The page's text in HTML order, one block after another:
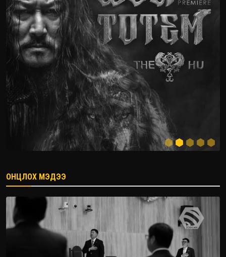
2026.08.08
ОНЦЛОХ МЭДЭЭ